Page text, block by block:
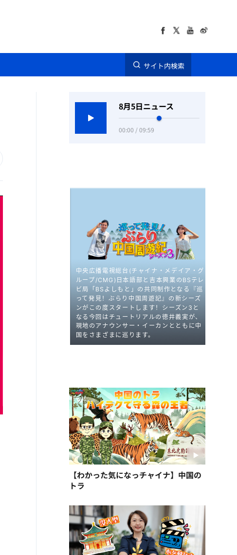
サイト内検索
8月5日ニュース
00:00 / 09:59
【わかった気になっチャイナ】中国の
トラ